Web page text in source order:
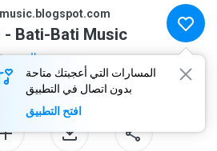
المسارات التي أعجبتك متاحة
بدون اتصال في التطبيق
افتح التطبيق
- Bati-Bati Music
9 المزيد...
d`masiv with raef (bati-bati music)